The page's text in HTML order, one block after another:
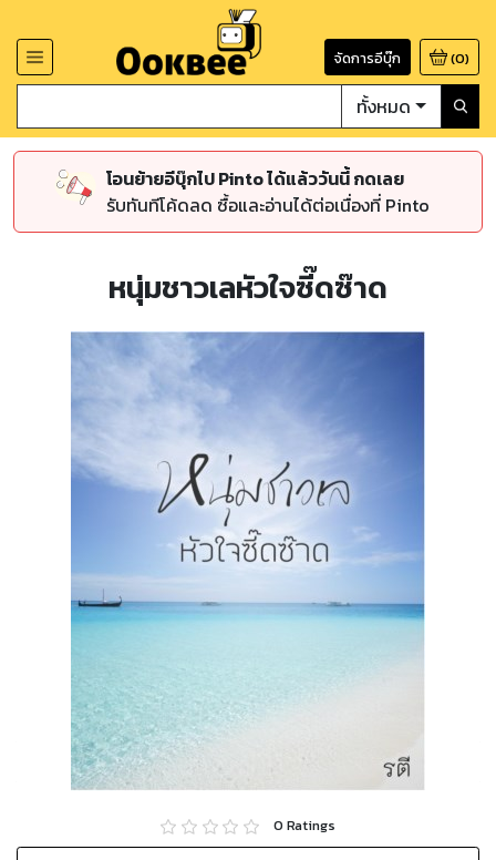
จัดการอีบุ๊ก (0)
ทั้งหมด
โอนย้ายอีบุ๊กไป Pinto ได้แล้ววันนี้ กดเลย
รับทันทีโค้ดลด ซื้อและอ่านได้ต่อเนื่องที่ Pinto
หนุ่มชาวเลหัวใจซี๊ดซ๊าด
0 Ratings